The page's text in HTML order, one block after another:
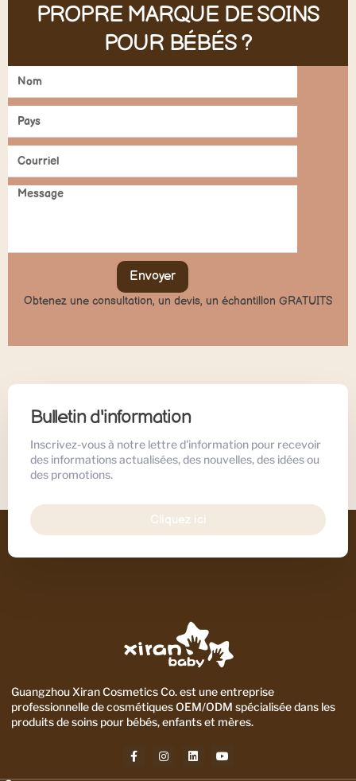
PROPRE MARQUE DE SOINS
POUR BÉBÉS ?
Envoyer
Obtenez une consultation, un devis, un échantillon GRATUITS
Bulletin d'information
Inscrivez-vous à notre lettre d'information pour recevoir
des informations actualisées, des nouvelles, des idées ou
des promotions.
Cliquez ici
Guangzhou Xiran Cosmetics Co. est une entreprise
professionnelle de cosmétiques OEM/ODM spécialisée dans les
produits de soins pour bébés, enfants et mères.